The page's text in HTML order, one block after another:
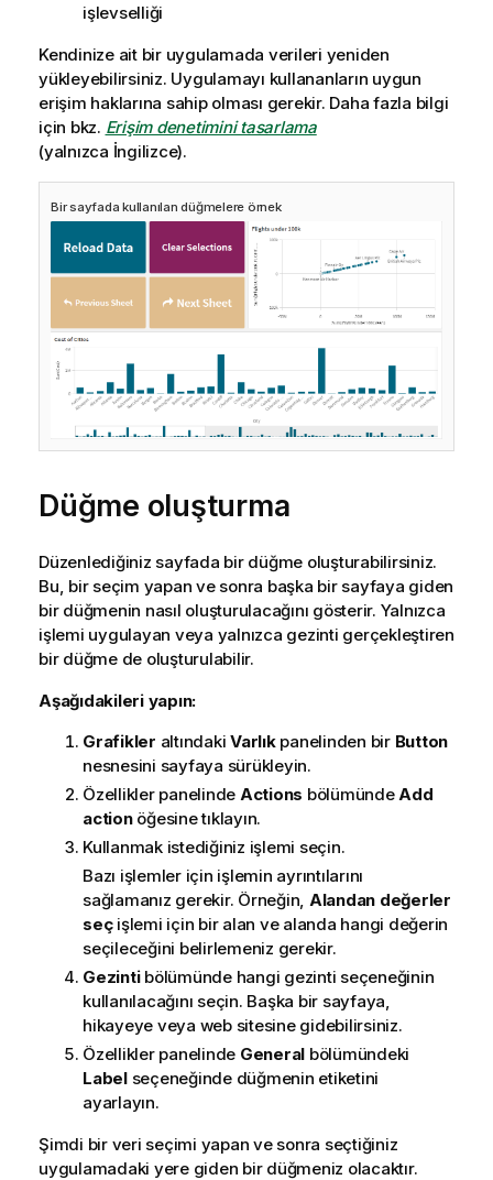
işlevselliği
Kendinize ait bir uygulamada verileri yeniden
yükleyebilirsiniz. Uygulamayı kullananların uygun
erişim haklarına sahip olması gerekir. Daha fazla bilgi
için bkz. Erişim denetimini tasarlama
(yalnızca İngilizce).
Bir sayfada kullanılan düğmelere örnek
Düğme oluşturma
Düzenlediğiniz sayfada bir düğme oluşturabilirsiniz.
Bu, bir seçim yapan ve sonra başka bir sayfaya giden
bir düğmenin nasıl oluşturulacağını gösterir. Yalnızca
işlemi uygulayan veya yalnızca gezinti gerçekleştiren
bir düğme de oluşturulabilir.
Aşağıdakileri yapın:
Grafikler altındaki Varlıkpanelinden bir Button
nesnesini sayfaya sürükleyin.
Özellikler panelinde Actions bölümünde Add
actionöğesine tıklayın.
Kullanmak istediğiniz işlemi seçin.
Bazı işlemler için işlemin ayrıntılarını
sağlamanız gerekir. Örneğin, Alandan değerler
seçişlemi için bir alan ve alanda hangi değerin
seçileceğini belirlemeniz gerekir.
Gezintibölümünde hangi gezinti seçeneğinin
kullanılacağını seçin. Başka bir sayfaya,
hikayeye veya web sitesine gidebilirsiniz.
Özellikler panelinde General bölümündeki
Labelseçeneğinde düğmenin etiketini
ayarlayın.
Şimdi bir veri seçimi yapan ve sonra seçtiğiniz
uygulamadaki yere giden bir düğmeniz olacaktır.